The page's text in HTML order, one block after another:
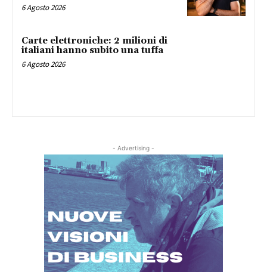
6 Agosto 2026
Carte elettroniche: 2 milioni di
italiani hanno subito una tuffa
6 Agosto 2026
- Advertising -